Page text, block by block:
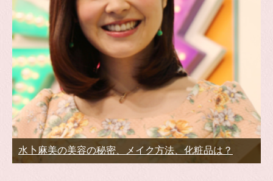
水卜麻美の美容の秘密、メイク方法、化粧品は？